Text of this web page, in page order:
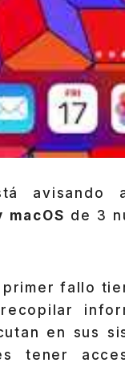
avisando
macOS de 3
fallo
en sus
tener